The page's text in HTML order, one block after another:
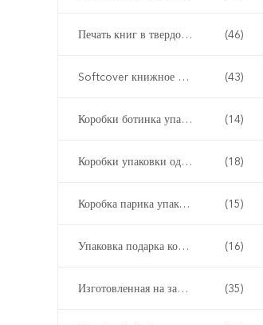
Печать книг в твердом переплете (46)
Softcover книжное производство (43)
Коробки ботинка упаковывая (14)
Коробки упаковки одежды (18)
Коробка парика упаковывая (15)
Упаковка подарка коробки дозора (16)
Изготовленная на заказ упаковка подарка (35)